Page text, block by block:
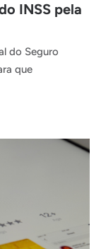
INSS pela
do Seguro
que